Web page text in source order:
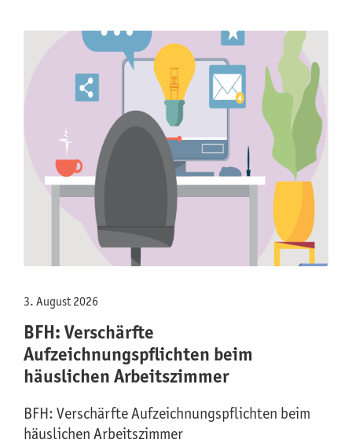
3. August 2026
BFH: Verschärfte
Aufzeichnungspflichten beim
häuslichen Arbeitszimmer
BFH: Verschärfte Aufzeichnungspflichten beim
häuslichen Arbeitszimmer